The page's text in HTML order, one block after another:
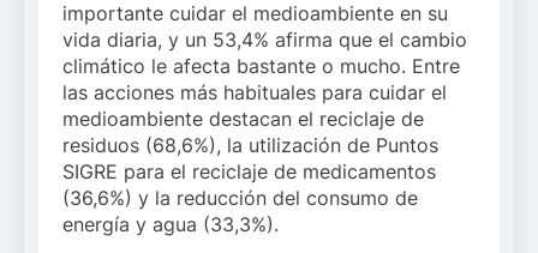
importante cuidar el medioambiente en su
vida diaria, y un 53,4% afirma que el cambio
climático le afecta bastante o mucho. Entre
las acciones más habituales para cuidar el
medioambiente destacan el reciclaje de
residuos (68,6%), la utilización de Puntos
SIGRE para el reciclaje de medicamentos
(36,6%) y la reducción del consumo de
energía y agua (33,3%).